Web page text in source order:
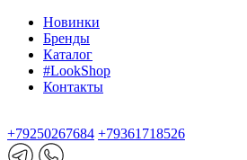
Новинки
Бренды
Каталог
#LookShop
Контакты
+79250267684 +79361718526